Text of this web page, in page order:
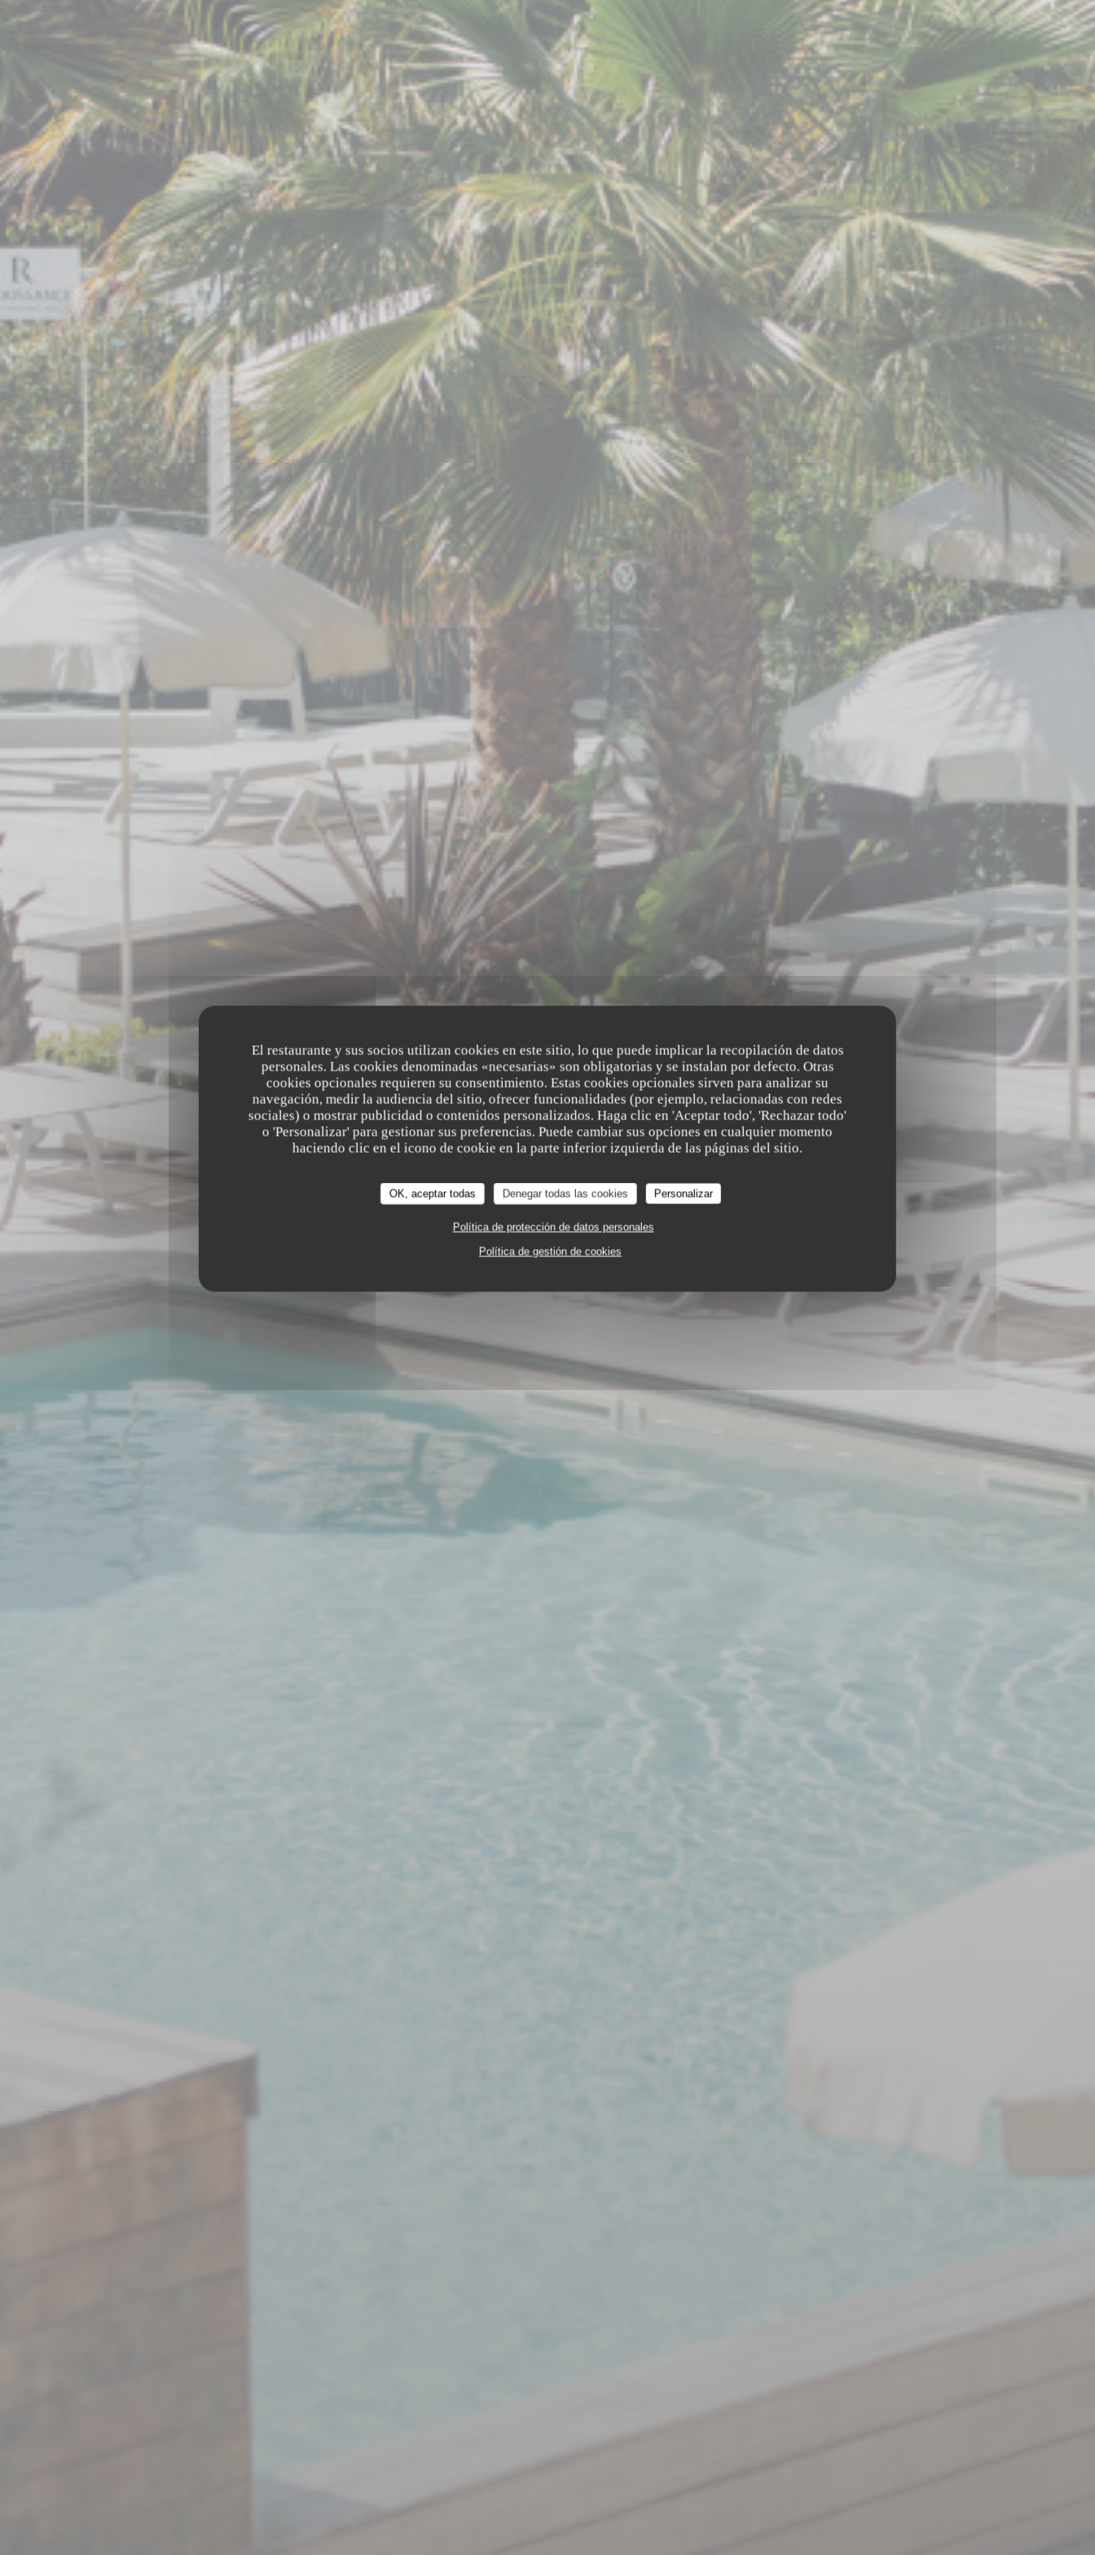
El restaurante y sus socios utilizan cookies en este sitio, lo que puede implicar la recopilación de datos
personales. Las cookies denominadas «necesarias» son obligatorias y se instalan por defecto. Otras
cookies opcionales requieren su consentimiento. Estas cookies opcionales sirven para analizar su
navegación, medir la audiencia del sitio, ofrecer funcionalidades (por ejemplo, relacionadas con redes
sociales) o mostrar publicidad o contenidos personalizados. Haga clic en 'Aceptar todo', 'Rechazar todo'
o 'Personalizar' para gestionar sus preferencias. Puede cambiar sus opciones en cualquier momento
haciendo clic en el icono de cookie en la parte inferior izquierda de las páginas del sitio.
OK, aceptar todas Denegar todas las cookies Personalizar
Política de protección de datos personales
Política de gestión de cookies
320 AVENUE WOLFGANG AMADEUS MOZART, 13100 AIX-EN-PROVENCE 13100 AIX-EN-PROVENCE